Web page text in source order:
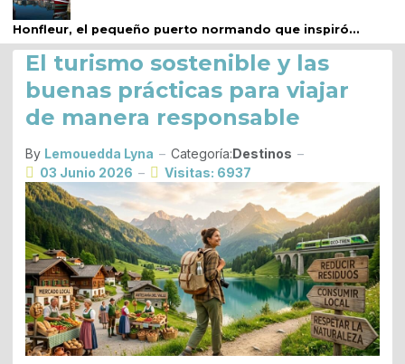
Honfleur, el pequeño puerto normando que inspiró...
El turismo sostenible y las
buenas prácticas para viajar
de manera responsable
By Lemouedda Lyna Categoría:Destinos
03 Junio 2026
Visitas: 6937